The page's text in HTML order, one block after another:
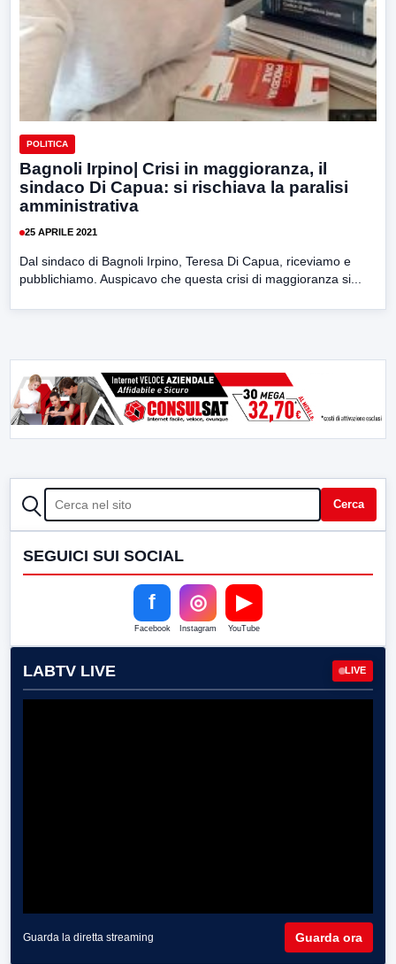
POLITICA
Bagnoli Irpino| Crisi in maggioranza, il
sindaco Di Capua: si rischiava la paralisi
amministrativa
25 APRILE 2021
Dal sindaco di Bagnoli Irpino, Teresa Di Capua, riceviamo e
pubblichiamo. Auspicavo che questa crisi di maggioranza si...
CERCA Cerca
SEGUICI SUI SOCIAL
f
Facebook
◎
Instagram
▶
YouTube
LABTV LIVE LIVE
Guarda la diretta streaming Guarda ora